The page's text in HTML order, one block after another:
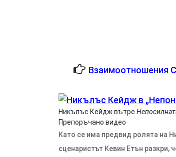
Взаимоотношения
Никълъс Кейдж вътре
Препоръчано видео
Като се има предвид ролята на
сценаристът Кевин Етън разкри,